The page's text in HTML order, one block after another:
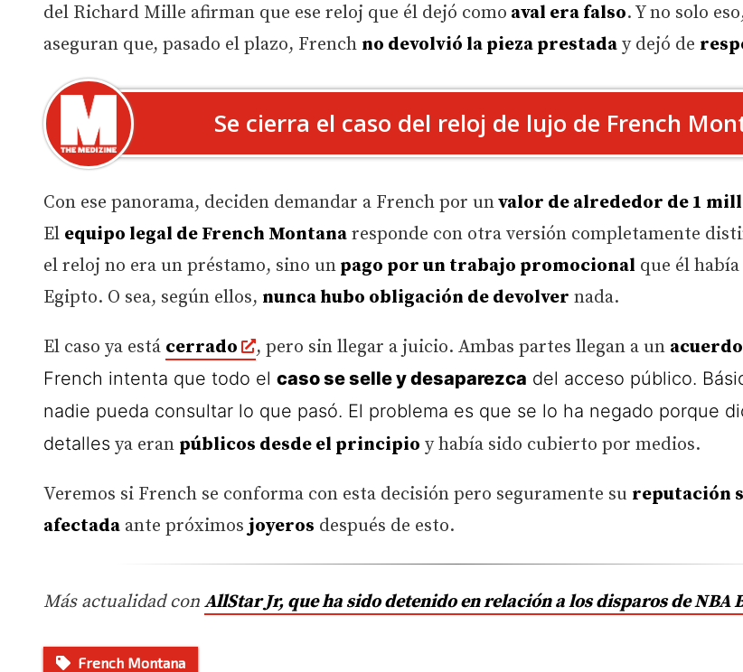
del Richard Mille afirman que ese reloj que él dejó como aval era falso. Y no solo
aseguran que, pasado el plazo, French no devolvió la pieza prestada y dejó de
Se cierra el caso del reloj de lujo de French
Con ese panorama, deciden demandar a French por unvalor de alrededor de 1
El equipo legal de French Montana responde con otra versión completamente
el reloj no era un préstamo, sino un pago por un trabajo promocional que él
Egipto. O sea, según ellos, nunca hubo obligación de devolver nada.
El caso ya está cerrado , pero sin llegar a juicio. Ambas partes llegan a un
French intenta que todo el caso se selle y desaparezca del acceso público.
nadie pueda consultar lo que pasó. El problema es que se lo ha negado porque
detalles ya eran públicos desde el principio y había sido cubierto por medios.
Veremos si French se conforma con esta decisión pero seguramente su reputación
afectada ante próximos joyeros después de esto.
Más actualidad con AllStar Jr, que ha sido detenido en relación a los disparos de NBA
French Montana